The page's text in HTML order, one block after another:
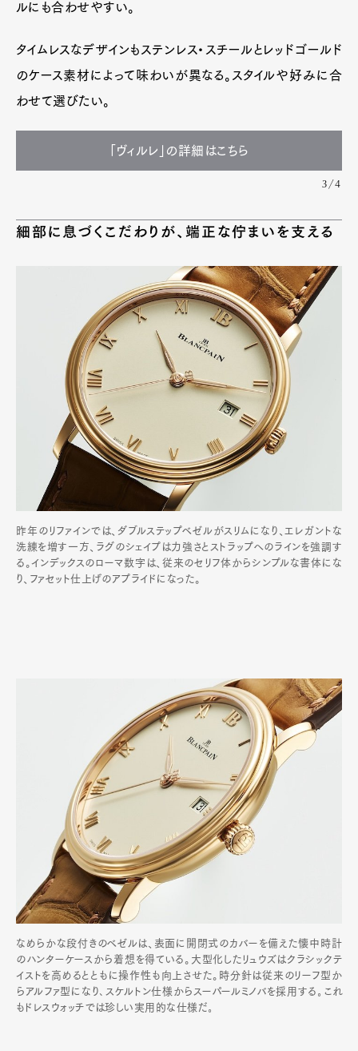
ルにも合わせやすい。
タイムレスなデザインもステンレス・スチールとレッドゴールド
のケース素材によって味わいが異なる。スタイルや好みに合
わせて選びたい。
「ヴィルレ」の詳細はこちら
3/4
細部に息づくこだわりが、端正な佇まいを支える
昨年のリファインでは、ダブルステップベゼルがスリムになり、エレガントな
洗練を増す一方、ラグのシェイプは力強さとストラップへのラインを強調す
る。インデックスのローマ数字は、従来のセリフ体からシンプルな書体にな
り、ファセット仕上げのアプライドになった。
なめらかな段付きのベゼルは、表面に開閉式のカバーを備えた懐中時計
のハンターケースから着想を得ている。大型化したリュウズはクラシックテ
イストを高めるとともに操作性も向上させた。時分針は従来のリーフ型か
らアルファ型になり､スケルトン仕様からスーパールミノバを採用する｡これ
もドレスウォッチでは珍しい実用的な仕様だ｡